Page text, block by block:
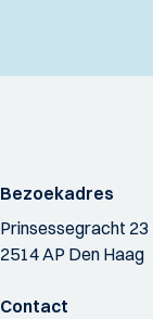
Bezoekadres
Prinsessegracht 23
2514 AP Den Haag
Contact